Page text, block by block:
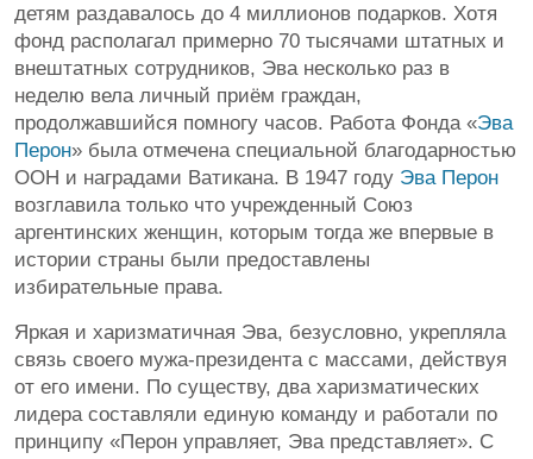
детям раздавалось до 4 миллионов подарков. Хотя
фонд располагал примерно 70 тысячами штатных и
внештатных сотрудников, Эва несколько раз в
неделю вела личный приём граждан,
продолжавшийся помногу часов. Работа Фонда «Эва
Перон» была отмечена специальной благодарностью
ООН и наградами Ватикана. В 1947 году Эва Перон
возглавила только что учрежденный Союз
аргентинских женщин, которым тогда же впервые в
истории страны были предоставлены
избирательные права.
Яркая и харизматичная Эва, безусловно, укрепляла
связь своего мужа-президента с массами, действуя
от его имени. По существу, два харизматических
лидера составляли единую команду и работали по
принципу «Перон управляет, Эва представляет». С